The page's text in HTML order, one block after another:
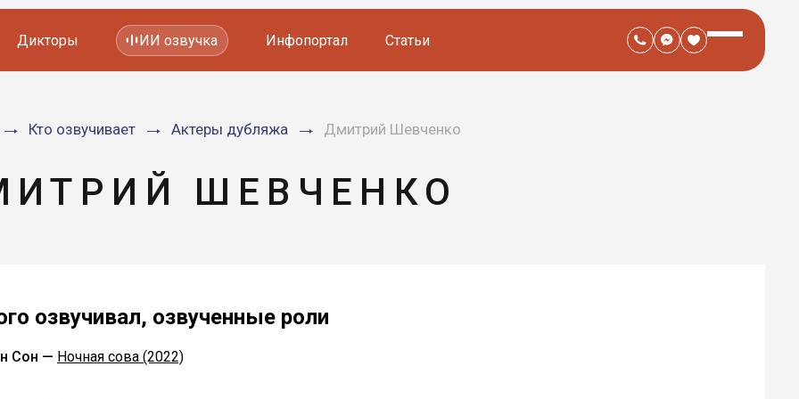
Мультфильмов
Дикторы ИИ озвучка Инфопортал Статьи
Кто озвучивает Актеры дубляжа Дмитрий Шевченко
ШЕВЧЕНКО
озвучивал, озвученные роли
Сон — Ночная сова (2022)